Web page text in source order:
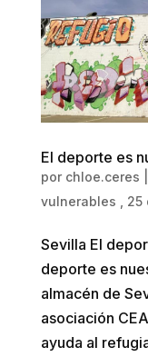
El deporte es
por chloe.ceres
vulnerables , 25
Sevilla El
deporte es
almacén de
asociación
ayuda al